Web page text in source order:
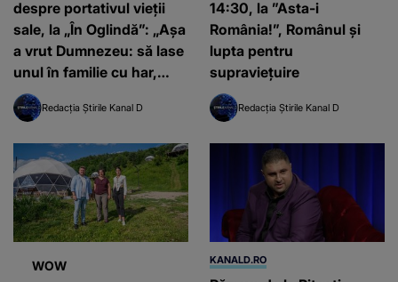
despre portativul vieții
sale, la „În Oglindă”: „Așa
a vrut Dumnezeu: să lase
unul în familie cu har,
harul de a cânta, să poată
să ofere familiei ceea ce-i
Redacția Știrile Kanal D
14:30, la ”Asta-i
România!”, Românul și
lupta pentru
supraviețuire
Redacția Știrile Kanal D
WOW KANALD.RO